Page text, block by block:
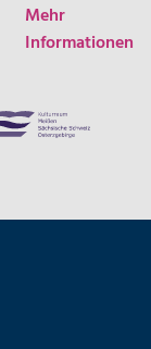
Mehr
Informationen